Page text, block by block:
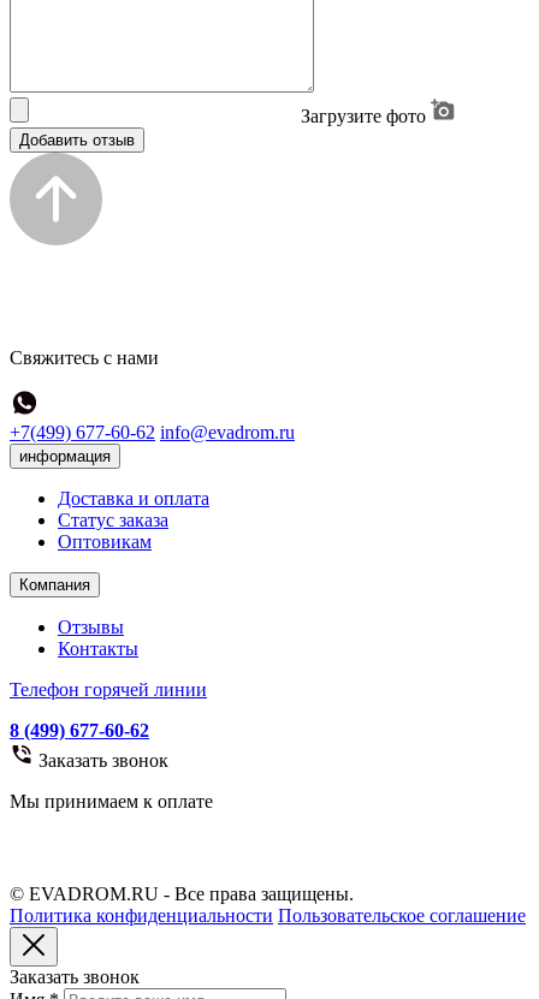
Загрузите фото
Добавить отзыв
Свяжитесь с нами
+7(499) 677-60-62 info@evadrom.ru
информация
Доставка и оплата
Статус заказа
Оптовикам
Компания
Отзывы
Контакты
Телефон горячей линии
8 (499) 677-60-62
Заказать звонок
Мы принимаем к оплате
© EVADROM.RU - Все права защищены.
Политика конфиденциальности Пользовательское соглашение
Заказать звонок